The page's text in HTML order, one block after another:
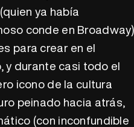
(quien ya había
conde en
para crear en el
y durante casi todo el
icono de la cultura
peinado hacia atrás,
(con inconfundible